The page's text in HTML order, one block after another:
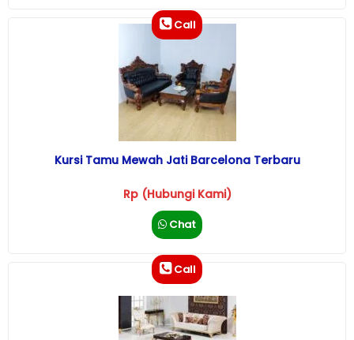
Call
Kursi Tamu Mewah Jati Barcelona Terbaru
Rp (Hubungi Kami)
Chat
Call